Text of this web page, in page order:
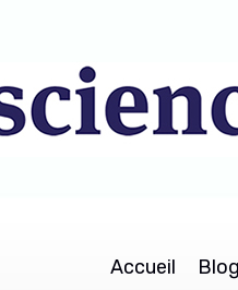
Accueil Blog